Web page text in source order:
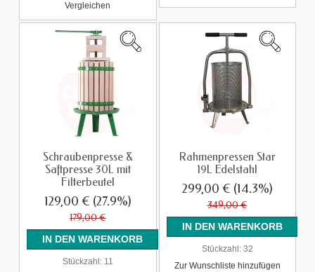
Vergleichen
Schraubenpresse &
Saftpresse 30L mit
Filterbeutel
129,00 € (27.9%)
179,00 €
Stückzahl:11
Rahmenpressen Star
19L Edelstahl
299,00 € (14.3%)
349,00 €
Stückzahl:32
Zur Wunschliste hinzufügen